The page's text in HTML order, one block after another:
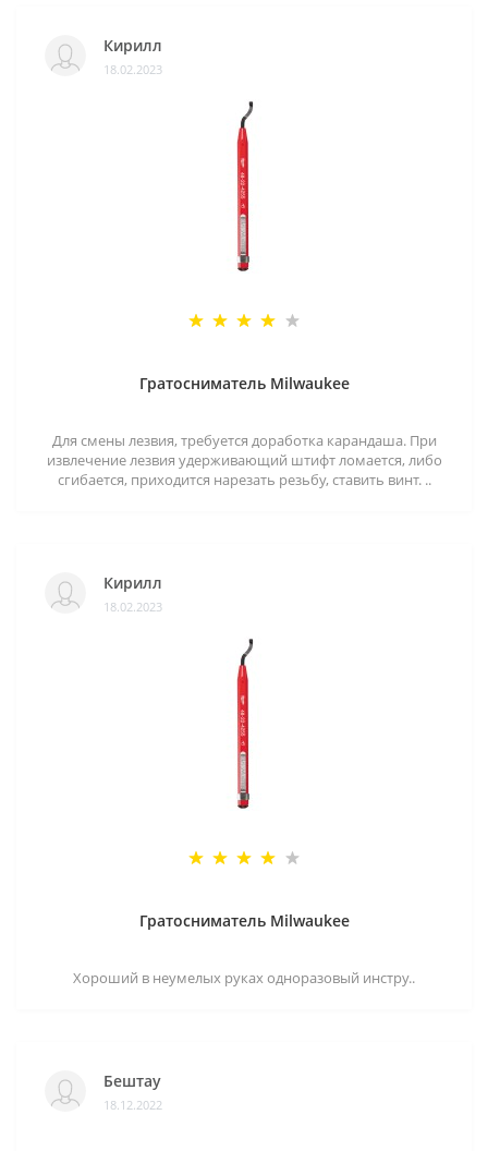
Кирилл
18.02.2023
Гратосниматель Milwaukee
Для смены лезвия, требуется доработка карандаша. При
извлечение лезвия удерживающий штифт ломается, либо
сгибается, приходится нарезать резьбу, ставить винт. ..
Кирилл
18.02.2023
Гратосниматель Milwaukee
Хороший в неумелых руках одноразовый инстру..
Бештау
18.12.2022